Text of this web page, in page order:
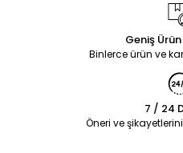
Geniş
Binlerce ürün ve
7 / 24
Öneri ve